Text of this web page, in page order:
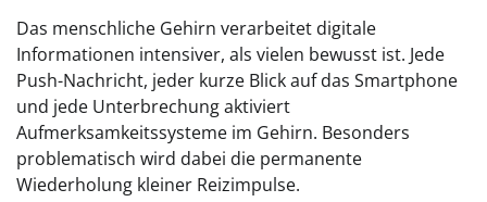
Das menschliche Gehirn verarbeitet digitale
Informationen intensiver, als vielen bewusst ist. Jede
Push-Nachricht, jeder kurze Blick auf das Smartphone
und jede Unterbrechung aktiviert
Aufmerksamkeitssysteme im Gehirn. Besonders
problematisch wird dabei die permanente
Wiederholung kleiner Reizimpulse.